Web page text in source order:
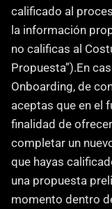
calificado al
la información
no calificas al
Propuesta”).En
Onboarding, de
aceptas que en el
finalidad de
completar un
que hayas
una propuesta
momento dentro